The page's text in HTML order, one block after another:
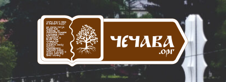
Skip
to
content
Skip
to
left
sidebar
Skip
to
footer